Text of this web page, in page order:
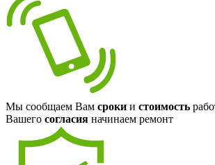
Мы сообщаем Вам сроки и стоимость
Вашего согласия начинаем ремонт